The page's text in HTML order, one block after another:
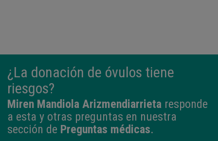
¿La donación de óvulos tiene
riesgos?
Miren Mandiola Arizmendiarrieta responde
a esta y otras preguntas en nuestra
sección de Preguntas médicas.